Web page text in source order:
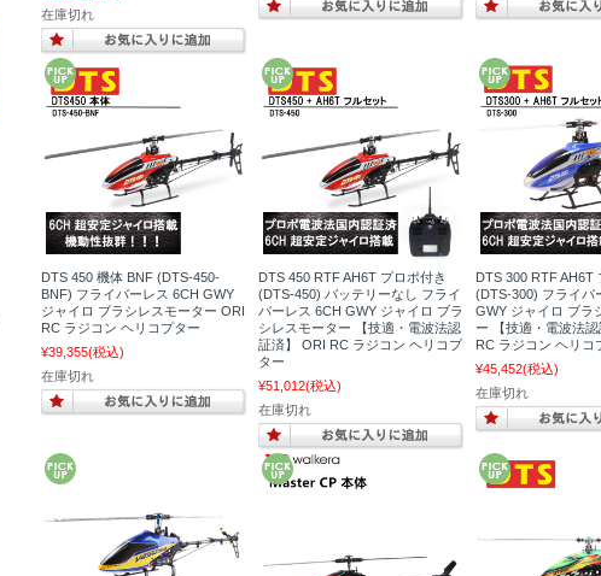
在庫切れ
DTS 450 機体 BNF (DTS-450-
BNF) フライバーレス 6CH GWY
ジャイロ ブラシレスモーター ORI
RC ラジコン ヘリコプター
¥39,355(税込)
在庫切れ
DTS 450 RTF AH6T プロポ付き
(DTS-450) バッテリーなし フライ
バーレス 6CH GWY ジャイロ ブラ
シレスモーター 【技適・電波法認
証済】 ORI RC ラジコン ヘリコプ
ター
¥51,012(税込)
在庫切れ
DTS 300 RTF AH6T
(DTS-300) フライバ
GWY ジャイロ ブラ
ー 【技適・電波法
RC ラジコン ヘリコ
¥45,452(税込)
在庫切れ